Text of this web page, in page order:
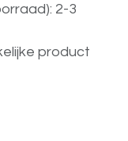
2-3
product